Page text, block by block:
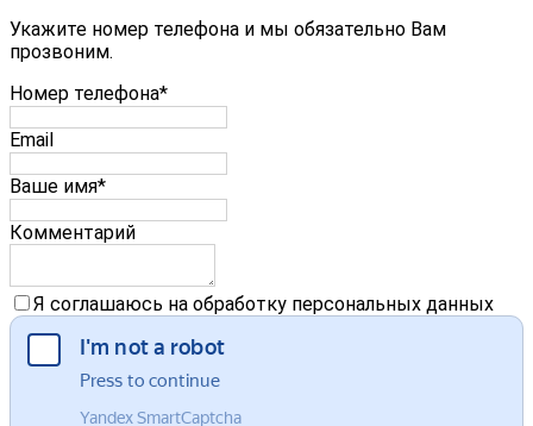
Укажите номер телефона и мы обязательно Вам
прозвоним.
Номер телефона*
Email
Ваше имя*
Комментарий
Я соглашаюсь на обработку персональных данных